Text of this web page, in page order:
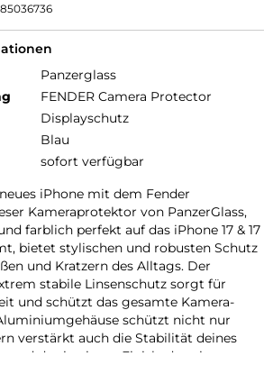
Panzerglass
FENDER Camera Protector
Displayschutz
Blau
sofort verfügbar
iPhone mit dem Fender
Kameraprotektor von PanzerGlass,
farblich perfekt auf das iPhone 17 & 17
bietet stylischen und robusten Schutz
und Kratzern des Alltags. Der
stabile Linsenschutz sorgt für
und schützt das gesamte Kamera-
schützt nicht nur
verstärkt auch die Stabilität deines
und das in einem Finish, das nie